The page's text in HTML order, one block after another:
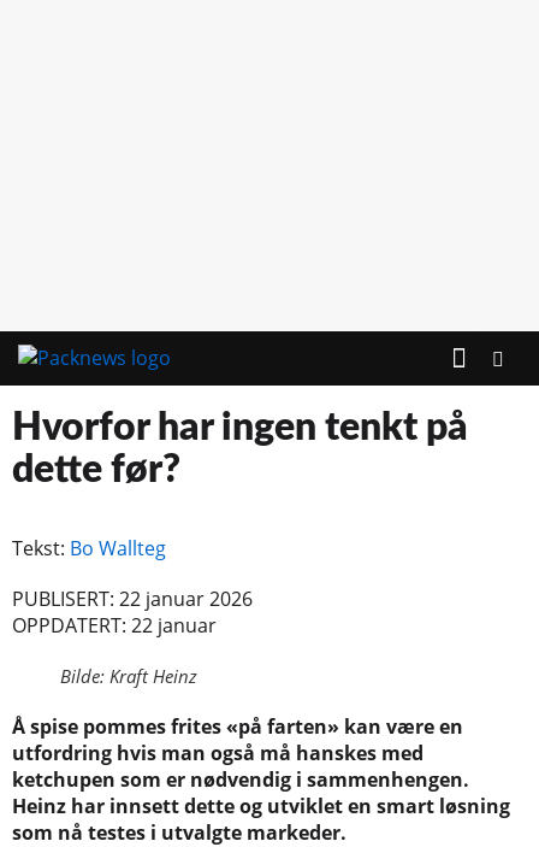
Hvorfor har ingen tenkt på
dette før?
Tekst: Bo Wallteg
PUBLISERT: 22 januar 2026
OPPDATERT: 22 januar
Bilde: Kraft Heinz
Å spise pommes frites «på farten» kan være en
utfordring hvis man også må hanskes med
ketchupen som er nødvendig i sammenhengen.
Heinz har innsett dette og utviklet en smart løsning
som nå testes i utvalgte markeder.